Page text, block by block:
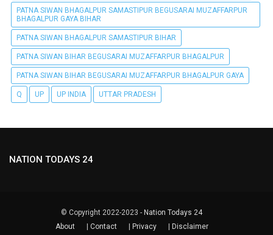
PATNA SIWAN BHAGALPUR SAMASTIPUR BEGUSARAI MUZAFFARPUR
BHAGALPUR GAYA BIHAR
PATNA SIWAN BHAGALPUR SAMASTIPUR BIHAR
PATNA SIWAN BIHAR BEGUSARAI MUZAFFARPUR BHAGALPUR
PATNA SIWAN BIHAR BEGUSARAI MUZAFFARPUR BHAGALPUR GAYA
Q UP UP INDIA UTTAR PRADESH
NATION TODAYS 24
© Copyright 2022-2023 - Nation Todays 24
About
Contact Privacy Disclaimer